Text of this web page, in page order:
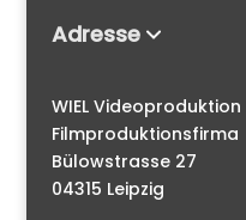
Adresse
WIEL Videoproduktion
Filmproduktionsfirma
Bülowstrasse 27
04315 Leipzig